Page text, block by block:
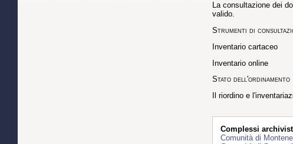
La consultazione dei
valido.
Strumenti di
Inventario cartaceo
Inventario online
Stato dell'ordinamento
Il riordino e
Complessi
Comunità di